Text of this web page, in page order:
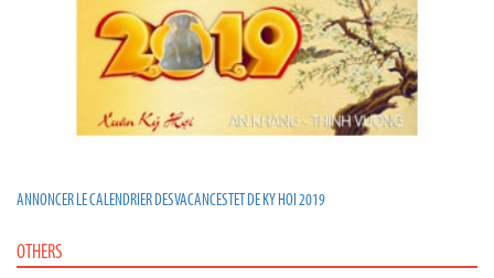
ANNONCER LE CALENDRIER DES VACANCES TET DE KY HOI 2019
OTHERS